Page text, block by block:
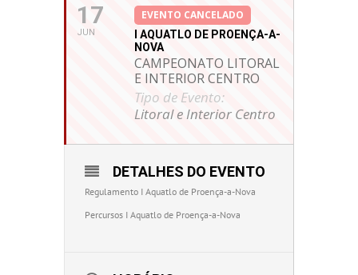
17
JUN
EVENTO CANCELADO
I AQUATLO DE PROENÇA-A-
NOVA
CAMPEONATO LITORAL
E INTERIOR CENTRO
Tipo de Evento:
Litoral e Interior Centro
DETALHES DO EVENTO
Regulamento I Aquatlo de Proença-a-Nova
Percursos I Aquatlo de Proença-a-Nova